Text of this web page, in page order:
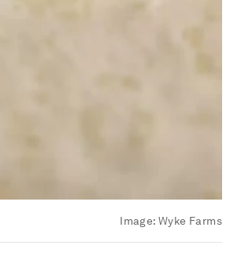
Image: Wyke Farms